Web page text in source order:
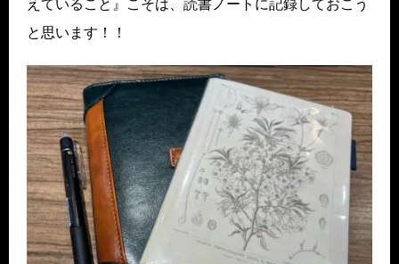
えていること』こそは、読書ノートに記録しておこう
と思います！！